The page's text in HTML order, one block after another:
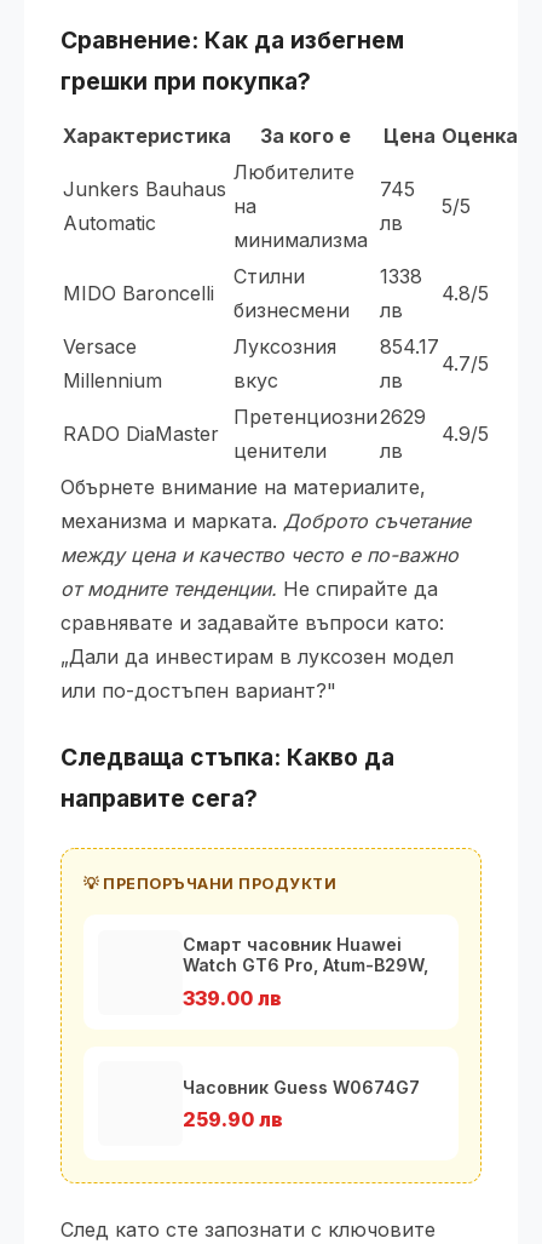
Сравнение: Как да избегнем
грешки при покупка?
Характеристика За кого е Цена Оценка
Junkers Bauhaus
Automatic
Любителите
на
минимализма
745
лв
5/5
MIDO Baroncelli
Стилни
бизнесмени
1338
лв
4.8/5
Versace
Millennium
Луксозния
вкус
854.17
лв
4.7/5
RADO DiaMaster
Претенциозни
ценители
2629
лв
4.9/5
Обърнете внимание на материалите,
механизма и марката. Доброто съчетание
между цена и качество често е по-важно
от модните тенденции. Не спирайте да
сравнявате и задавайте въпроси като:
„Дали да инвестирам в луксозен модел
или по-достъпен вариант?"
Следваща стъпка: Какво да
направите сега?
💡 ПРЕПОРЪЧАНИ ПРОДУКТИ
Смарт часовник Huawei
Watch GT6 Pro, Atum-B29W,
339.00 лв
Часовник Guess W0674G7
259.90 лв
След като сте запознати с ключовите